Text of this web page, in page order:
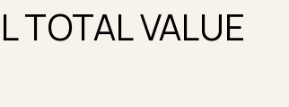
TOTAL VALUE